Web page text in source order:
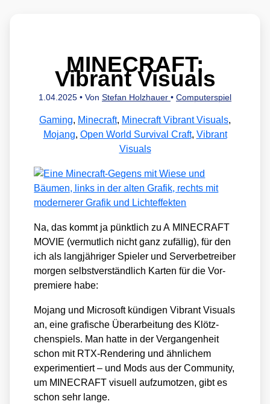
MINECRAFT:
Vibrant Visuals
1.04.2025 • Von Stefan Holzhauer • Computerspiel
Gaming, Minecraft, Minecraft Vibrant Visuals,
Mojang, Open World Survival Craft, Vibrant
Visuals
Na, das kommt ja pünkt­lich zu A MINECRAFT
MOVIE (ver­mut­lich nicht ganz zufäl­lig), für den
ich als lang­jäh­ri­ger Spie­ler und Ser­ver­be­trei­ber
mor­gen selbst­ver­ständ­lich Kar­ten für die Vor­
pre­mie­re habe:
Mojang und Micro­soft kün­di­gen Vibrant Visu­als
an, eine gra­fi­sche Über­ar­bei­tung des Klötz­
chen­spiels. Man hat­te in der Ver­gan­gen­heit
schon mit RTX-Ren­de­ring und ähn­li­chem
expe­ri­men­tiert – und Mods aus der Com­mu­ni­ty,
um MINECRAFT visu­ell auf­zu­mot­zen, gibt es
schon sehr lan­ge.